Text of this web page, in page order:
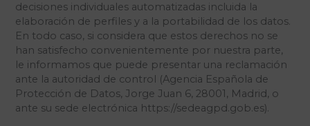
decisiones individuales automatizadas incluida la
elaboración de perfiles y a la portabilidad de los datos.
En todo caso, si considera que estos derechos no se
han satisfecho convenientemente por nuestra parte,
le informamos que puede presentar una reclamación
ante la autoridad de control (Agencia Española de
Protección de Datos, Jorge Juan 6, 28001, Madrid, o
ante su sede electrónica https://sedeagpd.gob.es).